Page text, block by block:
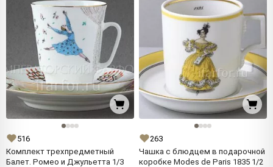
516
Комплект трехпредметный
Балет. Ромео и Джульетта 1/3
263
Чашка с блюдцем в подарочной
коробке Modes de Paris 1835 1/2